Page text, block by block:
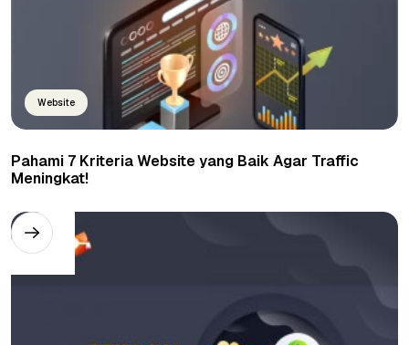
Website
Pahami 7 Kriteria Website yang Baik Agar Traffic
Meningkat!